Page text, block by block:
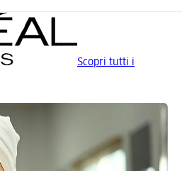
Scopri tutti i